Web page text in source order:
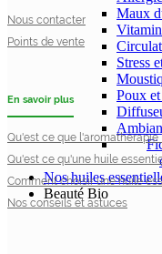
Maux
Stress
Poux
Nos huiles
Beauté Bio
Nous contacter
Points de vente
En savoir plus
Qu'est ce que l'aromathérapie
Qu'est ce qu'une huile
Comment choisir une huile
Nos conseils et astuces